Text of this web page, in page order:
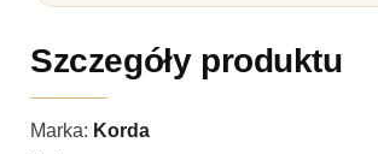
Szczegóły produktu
Marka: Korda